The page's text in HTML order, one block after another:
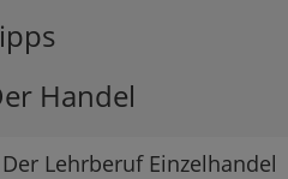
Handel
Der Lehrberuf Einzelhandel